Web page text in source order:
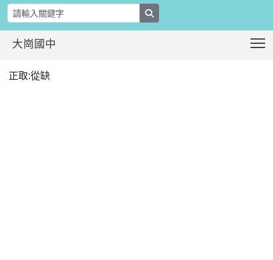
大崗國中
本校110學年度第2學期第15次代理教
正取:從缺